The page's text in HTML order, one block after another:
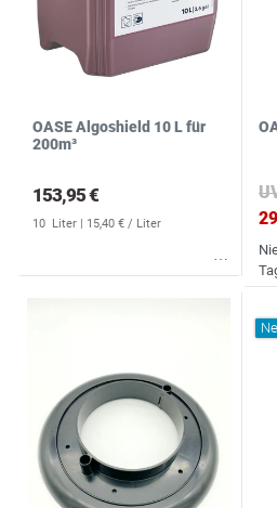
OASE Algoshield 10 L für
200m³
153,95 €
10 Liter | 15,40 € / Liter